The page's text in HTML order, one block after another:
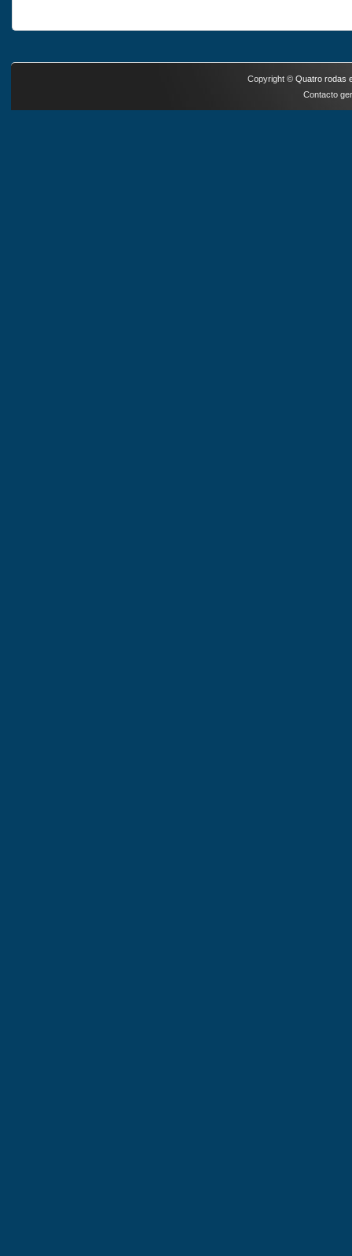
Copyright © Quatro rodas
Contacto